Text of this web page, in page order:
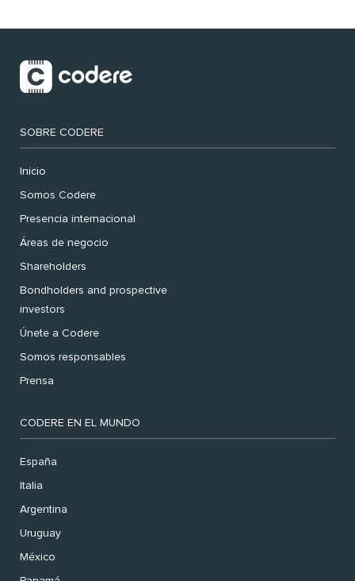
SOBRE CODERE
Inicio
Somos Codere
Presencia internacional
Áreas de negocio
Shareholders
Bondholders and prospective
investors
Únete a Codere
Somos responsables
Prensa
CODERE EN EL MUNDO
España
Italia
Argentina
Uruguay
México